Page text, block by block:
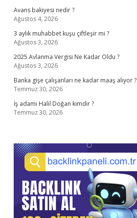
Avans bakiyesi nedir ?
Ağustos 4, 2026
3 aylık muhabbet kuşu çiftleşir mi ?
Ağustos 3, 2026
2025 Avlanma Vergisi Ne Kadar Oldu ?
Ağustos 3, 2026
Banka gişe çalışanları ne kadar maaş alıyor ?
Temmuz 30, 2026
İş adamı Halil Doğan kimdir ?
Temmuz 30, 2026